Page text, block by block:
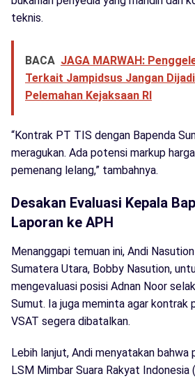
teknis.
BACA JAGA MARWAH:
Terkait Jampidsus Jangan
Pelemahan Kejaksaan RI
“Kontrak PT TIS dengan Bapenda
meragukan. Ada potensi markup
pemenang lelang,” tambahnya.
Desakan Evaluasi Kepala
Laporan ke APH
Menanggapi temuan ini, Andi
Sumatera Utara, Bobby Nasution,
mengevaluasi posisi Adnan Noor
Sumut. Ia juga meminta agar kontrak
VSAT segera dibatalkan.
Lebih lanjut, Andi menyatakan bahwa
LSM Mimbar Suara Rakyat Indonesia